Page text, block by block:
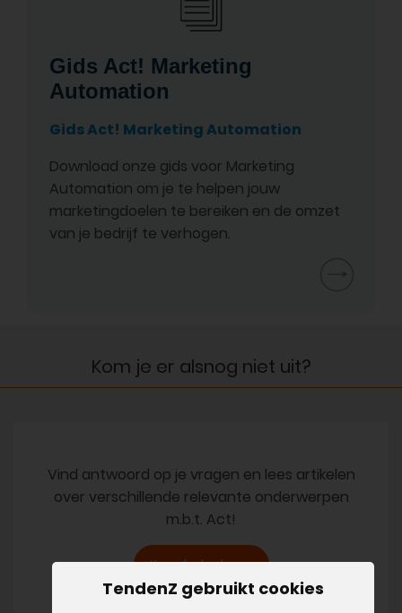
TendenZ gebruikt cookies
Gids Act! Marketing
Automation
Gids Act! Marketing Automation
Download onze gids voor Marketing
Automation om je te helpen jouw
marketingdoelen te bereiken en de omzet
van je bedrijf te verhogen.
Kom je er alsnog niet uit?
Vind antwoord op je vragen en lees artikelen
over verschillende relevante onderwerpen
m.b.t. Act!
Knowledgebase